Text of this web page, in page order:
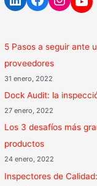
5 Pasos a seguir ante
proveedores
31 enero, 2022
Dock Audit: la
27 enero, 2022
Los 3 desafíos más
productos
24 enero, 2022
Inspectores de